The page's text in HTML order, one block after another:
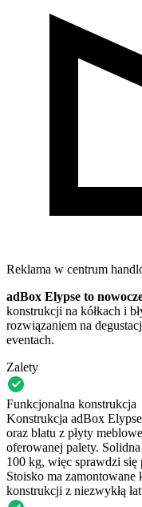
Reklama w centrum
adBox Elypse to
konstrukcji na kółkach i
rozwiązaniem na
eventach.
Zalety
Funkcjonalna konstrukcja
Konstrukcja adBox
oraz blatu z płyty
oferowanej palety.
100 kg, więc sprawdzi
Stoisko ma zamontowane
konstrukcji z niezwykłą